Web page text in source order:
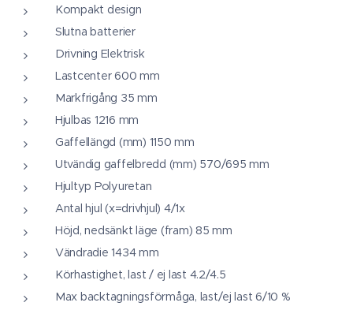
Kompakt design
Slutna batterier
Drivning Elektrisk
Lastcenter 600 mm
Markfrigång 35 mm
Hjulbas 1216 mm
Gaffellängd (mm) 1150 mm
Utvändig gaffelbredd (mm) 570/695 mm
Hjultyp Polyuretan
Antal hjul (x=drivhjul) 4/1x
Höjd, nedsänkt läge (fram) 85 mm
Vändradie 1434 mm
Körhastighet, last / ej last 4.2/4.5
Max backtagningsförmåga, last/ej last 6/10 %